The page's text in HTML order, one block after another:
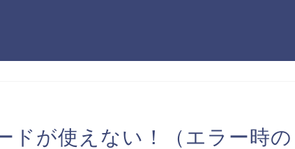
ドが使えない！（エラー時の